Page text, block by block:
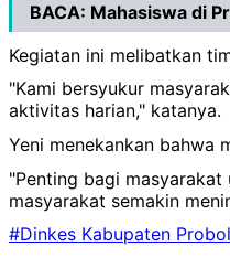
BACA: Mahasiswa di
Kegiatan ini melibatkan
"Kami bersyukur
aktivitas harian," katanya.
Yeni menekankan bahwa
"Penting bagi
masyarakat semakin
#Dinkes Kabupaten